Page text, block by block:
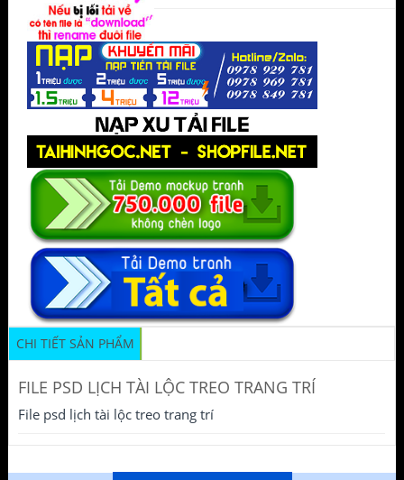
CHI TIẾT SẢN PHẨM
FILE PSD LỊCH TÀI LỘC TREO TRANG TRÍ
File psd lịch tài lộc treo trang trí